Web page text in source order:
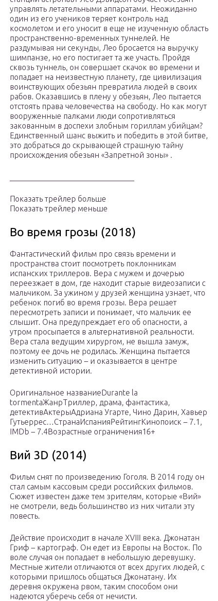
управлять летательными аппаратами. Неожиданно
один из его учеников теряет контроль над
космолетом и его уносит в еще не изученную область
пространственно-временных туннелей. Не
раздумывая ни секунды, Лео бросается на выручку
шимпанзе, но его постигает та же участь. Пройдя
сквозь туннель, он совершает скачок во времени и
попадает на неизвестную планету, где цивилизация
воинствующих обезьян превратила людей в своих
рабов. Оказавшись в плену у обезьян, Лео пытается
отстоять права человечества на свободу. Но как могут
вооруженные палками люди сопротивляться
закованным в доспехи злобным гориллам убийцам?
Единственный шанс выжить и победить в этой битве,
это добраться до скрывающей страшную тайну
происхождения обезьян «Запретной зоны» .
Показать трейлер больше
Показать трейлер меньше
Во время грозы (2018)
Фантастический фильм про связь времени и
пространства стоит посмотреть поклонникам
испанских триллеров. Вера с мужем и дочерью
переезжает в дом, где находит старые видеозаписи с
мальчиком. За ужином у друзей женщина узнает, что
ребенок погиб во время грозы. Вера решает
пересмотреть записи и понимает, что мальчик ее
слышит. Она предупреждает его об опасности, а
утром просыпается в альтернативной реальности.
Вера стала ведущим хирургом, не вышла замуж,
поэтому ее дочь не родилась. Женщина пытается
изменить ситуацию – и оказывается в центре
детективной истории.
Оригинальное названиеDurante la
tormentaЖанрТриллер, драма, фантастика,
детективАктерыАдриана Угарте, Чино Дарин, Хавьер
Гутьеррес…СтранаИспанияРейтингКинопоиск – 7.1,
IMDb – 7.4Возрастные ограничения16+
Вий 3D (2014)
Фильм снят по произведению Гоголя. В 2014 году он
стал самым кассовым среди российских фильмов.
Сюжет известен даже тем зрителям, которые «Вий»
не смотрели, ведь большинство из них читали эту
повесть.
Действие происходит в начале XVIII века. Джонатан
Гриф – картограф. Он едет из Европы на Восток. По
воле случая он попадает в небольшую деревушку.
Местные жители отличаются от всех других людей, с
которыми пришлось общаться Джонатану. Их
деревня окружена рвом, таким способом они
надеются уберечь себя от нечисти.